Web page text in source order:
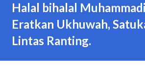
Halal bihalal
Eratkan Ukhuwah,
Lintas Ranting.